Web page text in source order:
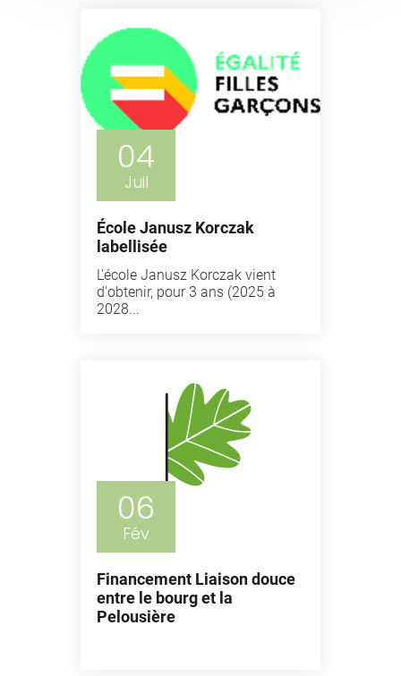
04
Juil
École Janusz Korczak
labellisée
L'école Janusz Korczak vient
d'obtenir, pour 3 ans (2025 à
2028...
06
Fév
Financement Liaison douce
entre le bourg et la
Pelousière